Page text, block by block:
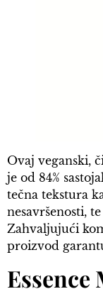
Ovaj veganski,
je od 84%
tečna tekstura
nesavršenosti,
Zahvaljujući
proizvod